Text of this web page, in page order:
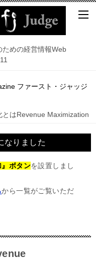
ための経営情報Web
ファースト・ジャッジ
とはRevenue Maximization
なりました
』ボタンを設置しまし
から一覧がご覧いただ